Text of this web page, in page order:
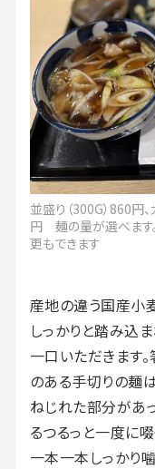
並盛り（300G）860円
円 麺の量が選べます
更もできます
産地の違う国産小
しっかりと踏み込
一口いただきます
のある手切りの麺は
ねじれた部分があ
るつるっと一度に
一本一本しっかり